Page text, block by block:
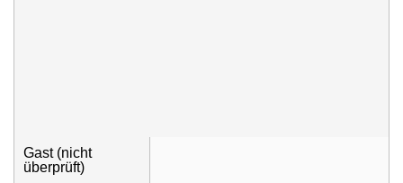
Gast (nicht
überprüft)